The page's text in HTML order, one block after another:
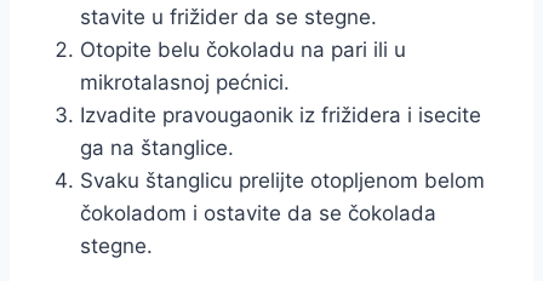
stavite u frižider da se stegne.
Otopite belu čokoladu na pari ili u
mikrotalasnoj pećnici.
Izvadite pravougaonik iz frižidera i isecite
ga na štanglice.
Svaku štanglicu prelijte otopljenom belom
čokoladom i ostavite da se čokolada
stegne.